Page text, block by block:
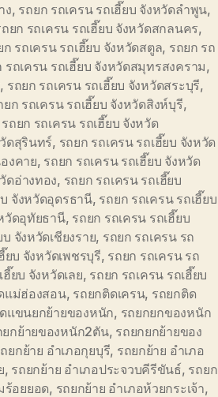
ง, รถยก รถเครน รถเฮี๊ยบ จังหวัดลำพูน,
ยก รถเครน รถเฮี๊ยบ จังหวัดสกลนคร,
ก รถเครน รถเฮี๊ยบ จังหวัดสตูล, รถยก รถ
รถเครน รถเฮี๊ยบ จังหวัดสมุทรสงคราม,
, รถยก รถเครน รถเฮี๊ยบ จังหวัดสระบุรี,
ยก รถเครน รถเฮี๊ยบ จังหวัดสิงห์บุรี,
รถยก รถเครน รถเฮี๊ยบ จังหวัด
ดสุรินทร์, รถยก รถเครน รถเฮี๊ยบ จังหวัด
งคาย, รถยก รถเครน รถเฮี๊ยบ จังหวัด
ดอ่างทอง, รถยก รถเครน รถเฮี๊ยบ
จังหวัดอุดรธานี, รถยก รถเครน รถเฮี๊ยบ
วัดอุทัยธานี, รถยก รถเครน รถเฮี๊ยบ
จังหวัดเชียงราย, รถยก รถเครน รถ
ยบ จังหวัดเพชรบุรี, รถยก รถเครน รถ
ยบ จังหวัดเลย, รถยก รถเครน รถเฮี๊ยบ
แม่ฮ่องสอน, รถยกติดเครน, รถยกติด
แขนยกย้ายของหนัก, รถยกยกของหนัก
ยกย้ายของหนัก2ตัน, รถยกยกย้ายของ
ยกย้าย อำเภอกุยบุรี, รถยกย้าย อำเภอ
, รถยกย้าย อำเภอประจวบคีรีขันธ์, รถยก
ร้อยยอด, รถยกย้าย อำเภอห้วยกระเจ้า,